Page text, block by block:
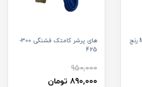
پرشر سوئیچ Model:HLP110 رنج
های پرشر کامتک فشنگی 300-
425
950,000
890,000 تومان